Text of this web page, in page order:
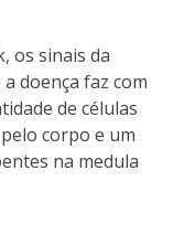
os sinais da
doença faz com
de células
corpo e um
na medula